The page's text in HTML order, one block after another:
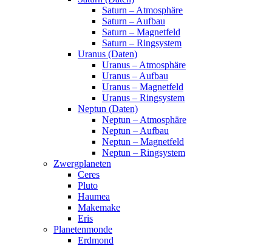
Saturn – Atmosphäre
Saturn – Aufbau
Saturn – Magnetfeld
Saturn – Ringsystem
Uranus (Daten)
Uranus – Atmosphäre
Uranus – Aufbau
Uranus – Magnetfeld
Uranus – Ringsystem
Neptun (Daten)
Neptun – Atmosphäre
Neptun – Aufbau
Neptun – Magnetfeld
Neptun – Ringsystem
Zwergplaneten
Ceres
Pluto
Haumea
Makemake
Eris
Planetenmonde
Erdmond